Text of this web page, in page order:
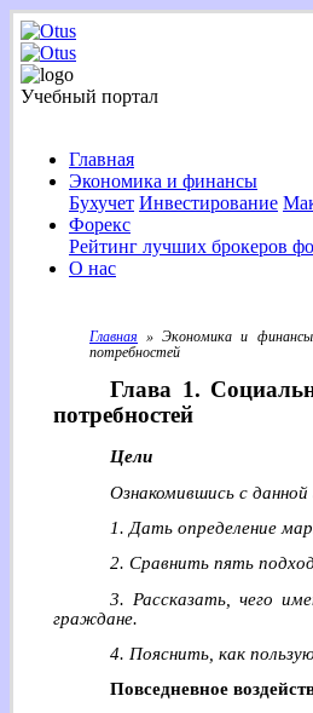
Учебный портал
Главная
Экономика и финансы
Бухучет Инвестирование
Форекс
Рейтинг лучших брокеров
О нас
Главная » Экономика и
потребностей
Глава 1.
потребностей
Цели
Ознакомившись с
1. Дать определение
2. Сравнить пять
3. Рассказать, чего
граждане.
4. Пояснить, как
Повседневное